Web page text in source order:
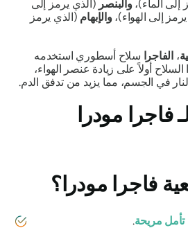
الماء)،والبنصر(الذي يرمز إلى
إلى الهواء)،والإبهام(الذي يرمز
،الفاجراسلاح أسطوري استخدمه
أولاً على زيادة عنصر الهواء،
في الجسم، مما يزيد من تدفق الدم.
فاجرا مودرا
فاجرا مودرا؟
مريحة.